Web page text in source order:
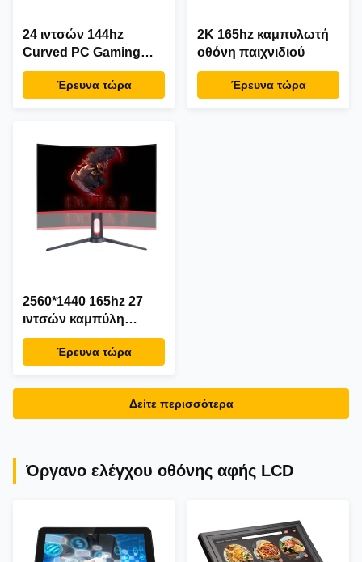
24 ιντσών 144hz
Curved PC Gaming
Monitor (Καμπυλωτή
οθόνη παιχνιδιών)
Έρευνα τώρα
2K 165hz καμπυλωτή
οθόνη παιχνιδιού
Έρευνα τώρα
2560*1440 165hz 27
ιντσών καμπύλη
οθόνη
Έρευνα τώρα
Δείτε περισσότερα
Όργανο ελέγχου οθόνης αφής LCD